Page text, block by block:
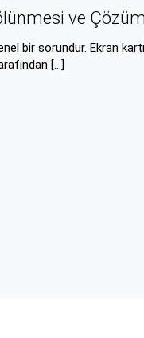
ve
bir sorundur. Ekran kartı
[…]